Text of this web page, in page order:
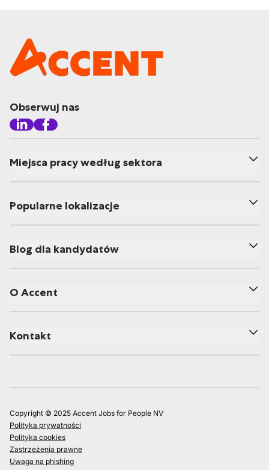
Obserwuj nas
Miejsca pracy według sektora
Popularne lokalizacje
Blog dla kandydatów
O Accent
Kontakt
Copyright © 2025 Accent Jobs for People NV
Polityka prywatności
Polityka cookies
Zastrzeżenia prawne
Uwaga na phishing